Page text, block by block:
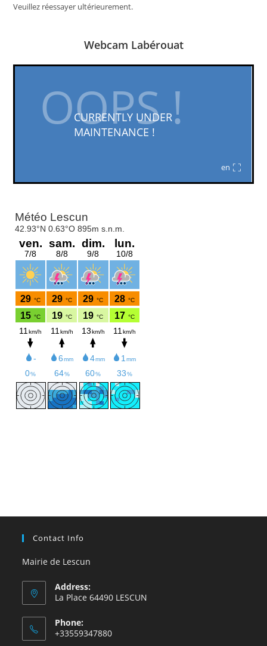
Veuillez réessayer ultérieurement.
Webcam Labérouat
Contact Info
Mairie de Lescun
Address:
La Place 64490 LESCUN
Phone:
+33559347880